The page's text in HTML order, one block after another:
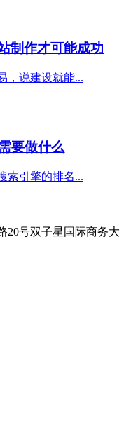
制作才可能成功
，说建设就能...
要做什么
索引擎的排名...
20号双子星国际商务大